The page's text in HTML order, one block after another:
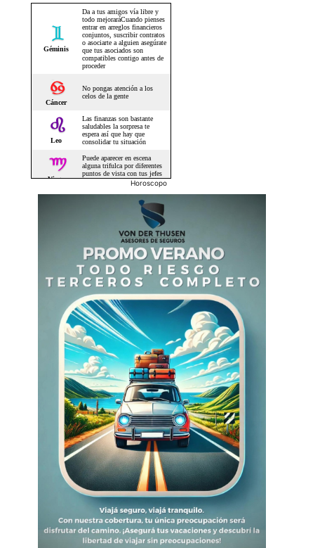
Horoscopo